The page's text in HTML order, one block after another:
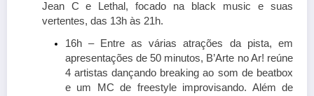
Jean C e Lethal, focado na black music e suas
vertentes, das 13h às 21h.
16h – Entre as várias atrações da pista, em
apresentações de 50 minutos, B’Arte no Ar! reúne
4 artistas dançando breaking ao som de beatbox
e um MC de freestyle improvisando. Além de